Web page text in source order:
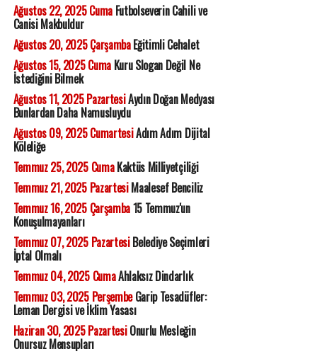
Ağustos 22, 2025 CumaFutbolseverin Cahili ve
Canisi Makbuldur
Ağustos 20, 2025 ÇarşambaEğitimli Cehalet
Ağustos 15, 2025 CumaKuru Slogan Değil Ne
İstediğini Bilmek
Ağustos 11, 2025 PazartesiAydın Doğan Medyası
Bunlardan Daha Namusluydu
Ağustos 09, 2025 CumartesiAdım Adım Dijital
Köleliğe
Temmuz 25, 2025 CumaKaktüs Milliyetçiliği
Temmuz 21, 2025 PazartesiMaalesef Benciliz
Temmuz 16, 2025 Çarşamba15 Temmuz'un
Konuşulmayanları
Temmuz 07, 2025 PazartesiBelediye Seçimleri
İptal Olmalı
Temmuz 04, 2025 CumaAhlaksız Dindarlık
Temmuz 03, 2025 PerşembeGarip Tesadüfler:
Leman Dergisi ve İklim Yasası
Haziran 30, 2025 PazartesiOnurlu Mesleğin
Onursuz Mensupları